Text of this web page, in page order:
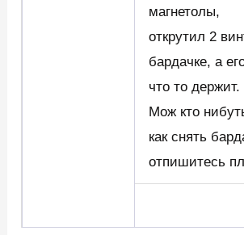
магнетолы,
открутил 2
бардачке, а
что то держит.
Мож кто
как снять
отпишитесь